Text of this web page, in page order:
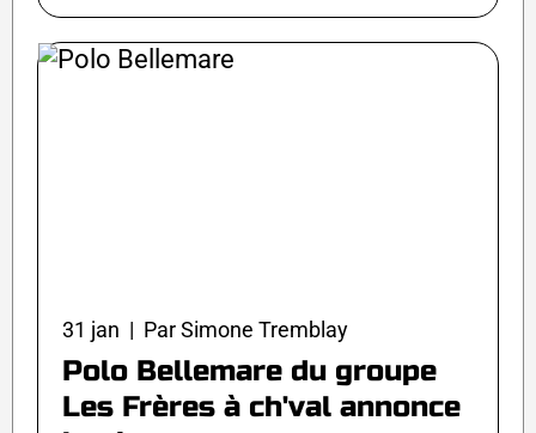
31 jan | Par Simone Tremblay
Polo Bellemare du groupe
Les Frères à ch'val annonce